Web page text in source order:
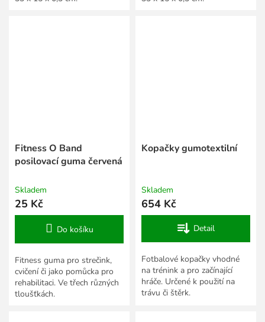
Fitness O Band
posilovací guma červená
Skladem
25 Kč
Do košíku
Fitness guma pro strečink,
cvičení či jako pomůcka pro
rehabilitaci. Ve třech různých
tloušťkách.
Kopačky gumotextilní
Skladem
654 Kč
Detail
Fotbalové kopačky vhodné
na trénink a pro začínající
hráče. Určené k použití na
trávu či štěrk.